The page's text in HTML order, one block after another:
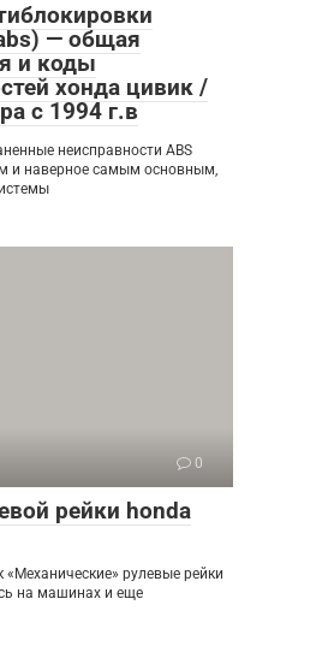
— общая
и коды
хонда цивик /
с 1994 г.в
неисправности ABS
и наверное самым основным,
0
рейки honda
«Механические» рулевые рейки
на машинах и еще